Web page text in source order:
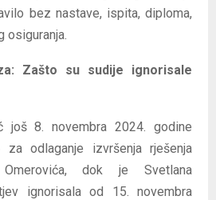
bez nastave, ispita, diploma,
osiguranja.
Zašto su sudije ignorisale
još 8. novembra 2024. godine
odlaganje izvršenja rješenja
dok je Svetlana
ignorisala od 15. novembra